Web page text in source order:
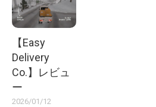
【Easy
Delivery
Co.】レビュ
ー
2026/01/12